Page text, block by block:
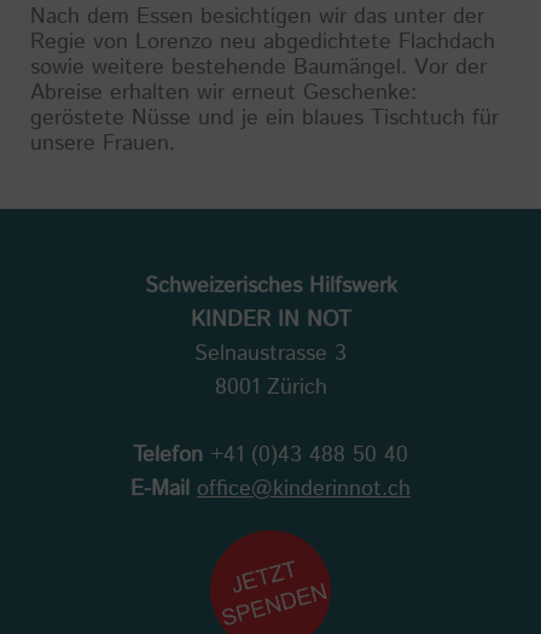
Nach dem Essen besichtigen wir das unter der
Regie von Lorenzo neu abgedichtete Flachdach
sowie weitere bestehende Baumängel. Vor der
Abreise erhalten wir erneut Geschenke:
geröstete Nüsse und je ein blaues Tischtuch für
unsere Frauen.
Schweizerisches Hilfswerk
KINDER IN NOT
Selnaustrasse 3
8001 Zürich
Telefon +41 (0)43 488 50 40
E-Mail office@kinderinnot.ch